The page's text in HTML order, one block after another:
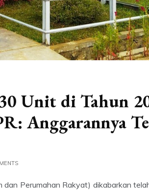
Unit di Tahun
Anggarannya
dan Perumahan Rakyat) dikabarkan